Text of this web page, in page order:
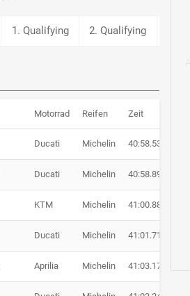
1. Qualifying 2. Qualifying
Motorrad Reifen Zeit
Ducati Michelin 40:58.535
Ducati Michelin 40:58.895
KTM Michelin 41:00.882
Ducati Michelin 41:01.711
Aprilia Michelin 41:03.171